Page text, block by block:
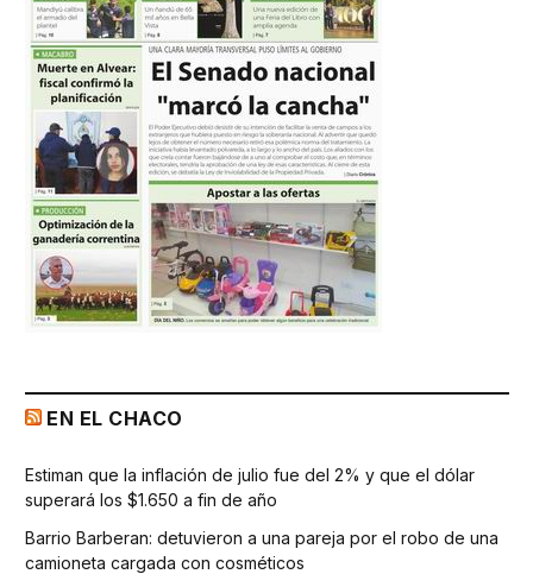
EN EL CHACO
Estiman que la inflación de julio fue del 2% y que el dólar
superará los $1.650 a fin de año
Barrio Barberan: detuvieron a una pareja por el robo de una
camioneta cargada con cosméticos